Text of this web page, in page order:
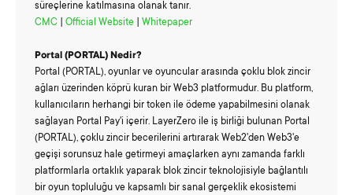
süreçlerine katılmasına olanak tanır.
CMC
Official Website Whitepaper
Portal (PORTAL) Nedir?
Portal (PORTAL), oyunlar ve oyuncular arasında çoklu blok zincir
ağları üzerinden köprü kuran bir Web3 platformudur. Bu platform,
kullanıcıların herhangi bir token ile ödeme yapabilmesini olanak
sağlayan Portal Pay'i içerir. LayerZero ile iş birliği bulunan Portal
(PORTAL), çoklu zincir becerilerini artırarak Web2'den Web3'e
geçişi sorunsuz hale getirmeyi amaçlarken aynı zamanda farklı
platformlarla ortaklık yaparak blok zincir teknolojisiyle bağlantılı
bir oyun topluluğu ve kapsamlı bir sanal gerçeklik ekosistemi